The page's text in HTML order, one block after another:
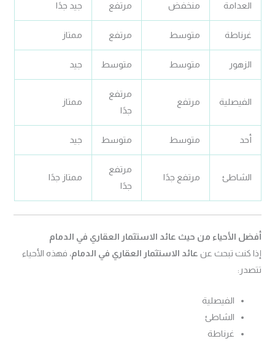
العدامة منخفض مرتفع جيد جدًا
غرناطة متوسط مرتفع ممتاز
الزهور متوسط متوسط جيد
الفيصلية مرتفع
مرتفع
جدًا
ممتاز
أحد متوسط متوسط جيد
الشاطئ مرتفع جدًا
مرتفع
جدًا
ممتاز جدًا
أفضل الأحياء من حيث عائد الاستثمار العقاري في الدمام
إذا كنت تبحث عن عائد الاستثمار العقاري في الدمام، فهذه الأحياء
تتصدر:
الفيصلية
الشاطئ
غرناطة